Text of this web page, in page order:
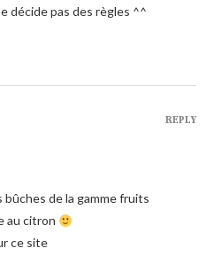
décide pas des règles ^^
de la gamme fruits
au citron
ce site
REPLY